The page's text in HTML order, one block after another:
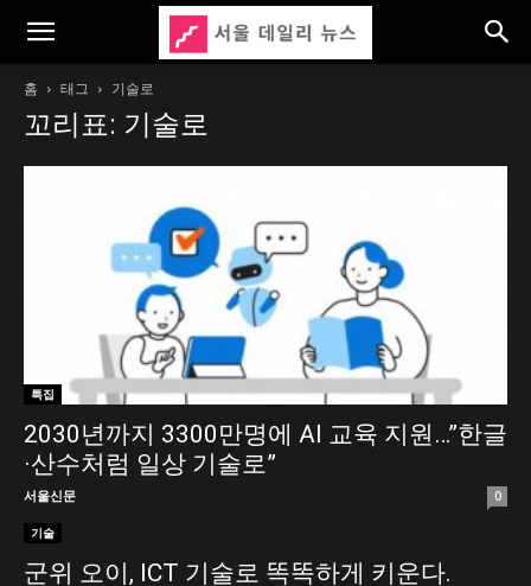
홈 태그 기술로
꼬리표: 기술로
특집
2030년까지 3300만명에 AI 교육 지원…”한글
·산수처럼 일상 기술로”
서울신문 0
기술
군위 오이, ICT 기술로 똑똑하게 키운다.